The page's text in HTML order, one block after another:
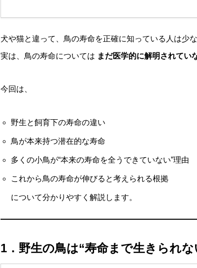
犬や猫と違って、鳥の寿命を正確に知っている人は少
実は、鳥の寿命については まだ医学的に解明されてい
今回は、
野生と飼育下の寿命の違い
鳥が本来持つ潜在的な寿命
多くの小鳥が“本来の寿命を全うできていない”理由
これから鳥の寿命が伸びると考えられる根拠
について分かりやすく解説します。
1．野生の鳥は“寿命まで生きられ